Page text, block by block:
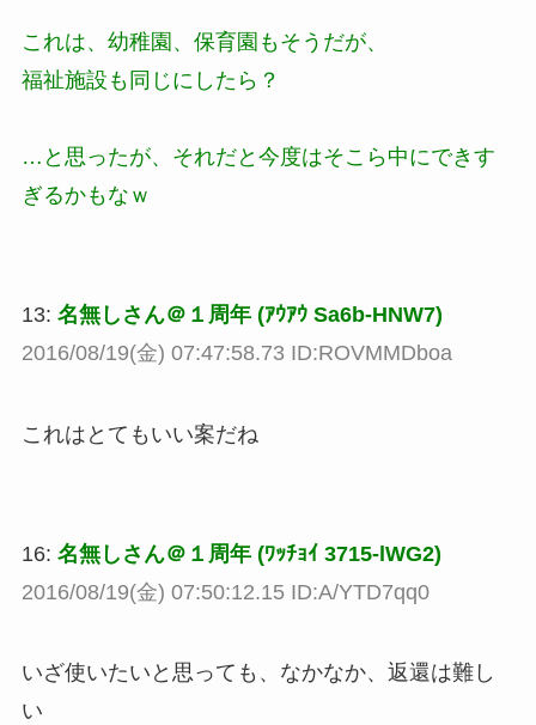
これは、幼稚園、保育園もそうだが、
福祉施設も同じにしたら？
…と思ったが、それだと今度はそこら中にできす
ぎるかもなｗ
13: 名無しさん＠１周年 (ｱｳｱｳ Sa6b-HNW7)
2016/08/19(金) 07:47:58.73 ID:ROVMMDboa
これはとてもいい案だね
16: 名無しさん＠１周年 (ﾜｯﾁｮｲ 3715-lWG2)
2016/08/19(金) 07:50:12.15 ID:A/YTD7qq0
いざ使いたいと思っても、なかなか、返還は難し
い